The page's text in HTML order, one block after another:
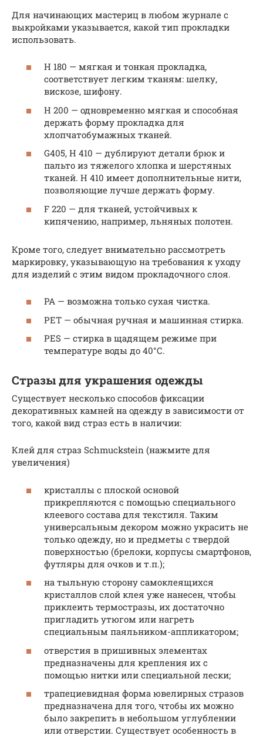
Для начинающих мастериц в любом журнале с
выкройками указывается, какой тип прокладки
использовать.
Н 180 — мягкая и тонкая прокладка,
соответствует легким тканям: шелку,
вискозе, шифону.
Н 200 — одновременно мягкая и способная
держать форму прокладка для
хлопчатобумажных тканей.
G405, Н 410 — дублируют детали брюк и
пальто из тяжелого хлопка и шерстяных
тканей. Н 410 имеет дополнительные нити,
позволяющие лучше держать форму.
F 220 — для тканей, устойчивых к
кипячению, например, льняных полотен.
Кроме того, следует внимательно рассмотреть
маркировку, указывающую на требования к уходу
для изделий с этим видом прокладочного слоя.
РА — возможна только сухая чистка.
РЕТ — обычная ручная и машинная стирка.
PES — стирка в щадящем режиме при
температуре воды до 40°С.
Стразы для украшения одежды
Существует несколько способов фиксации
декоративных камней на одежду в зависимости от
того, какой вид страз есть в наличии:
Клей для страз Schmuckstein (нажмите для
увеличения)
кристаллы с плоской основой
прикрепляются с помощью специального
клеевого состава для текстиля. Таким
универсальным декором можно украсить не
только одежду, но и предметы с твердой
поверхностью (брелоки, корпусы смартфонов,
футляры для очков и т.п.);
на тыльную сторону самоклеящихся
кристаллов слой клея уже нанесен, чтобы
приклеить термостразы, их достаточно
пригладить утюгом или нагреть
специальным паяльником-аппликатором;
отверстия в пришивных элементах
предназначены для крепления их с
помощью нитки или специальной лески;
трапециевидная форма ювелирных стразов
предназначена для того, чтобы их можно
было закрепить в небольшом углублении
или отверстии. Существует особенность в